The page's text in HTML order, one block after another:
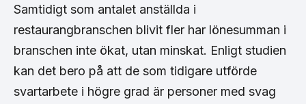
Samtidigt som antalet anställda i
restaurangbranschen blivit fler har lönesumman i
branschen inte ökat, utan minskat. Enligt studien
kan det bero på att de som tidigare utförde
svartarbete i högre grad är personer med svag